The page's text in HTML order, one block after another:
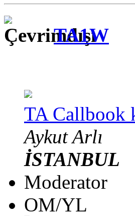
TA1W
TA Callbook
Aykut Arlı
İSTANBUL
Moderator
OM/YL